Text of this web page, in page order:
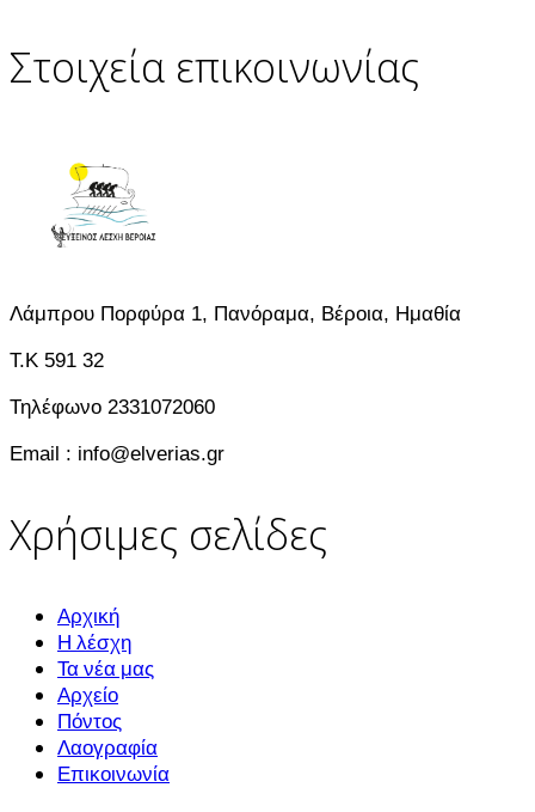
Στοιχεία επικοινωνίας
Λάμπρου Πορφύρα 1, Πανόραμα, Βέροια, Ημαθία
T.K 591 32
Τηλέφωνο 2331072060
Email : info@elverias.gr
Χρήσιμες σελίδες
Αρχική
Η λέσχη
Τα νέα μας
Αρχείο
Πόντος
Λαογραφία
Επικοινωνία